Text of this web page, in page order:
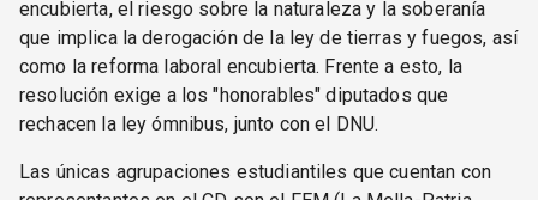
encubierta, el riesgo sobre la naturaleza y la soberanía
que implica la derogación de la ley de tierras y fuegos, así
como la reforma laboral encubierta. Frente a esto, la
resolución exige a los "honorables" diputados que
rechacen la ley ómnibus, junto con el DNU.
Las únicas agrupaciones estudiantiles que cuentan con